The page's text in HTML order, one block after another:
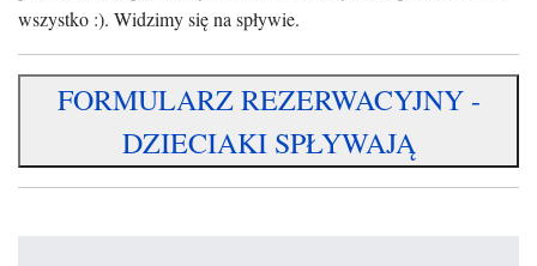
wszystko :). Widzimy się na spływie.
FORMULARZ REZERWACYJNY -
DZIECIAKI SPŁYWAJĄ